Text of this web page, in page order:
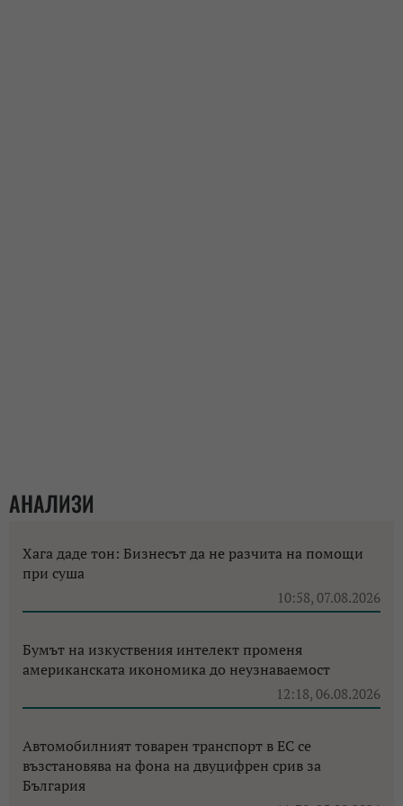
АНАЛИЗИ
Хага даде тон: Бизнесът да не разчита на помощи
при суша
10:58, 07.08.2026
Бумът на изкуствения интелект променя
американската икономика до неузнаваемост
12:18, 06.08.2026
Автомобилният товарен транспорт в ЕС се
възстановява на фона на двуцифрен срив за
България